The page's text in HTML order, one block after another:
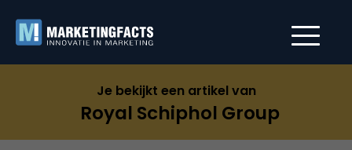
Je bekijkt een artikel van
Royal Schiphol Group